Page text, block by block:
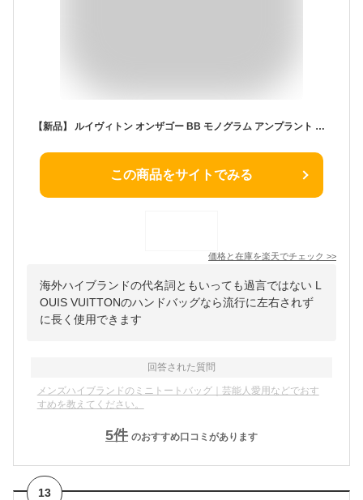
【新品】 ルイヴィトン オンザゴー BB モノグラム アンプラント レザー ブラック 黒 2WAYバッグ ルイヴィトン ショルダーバッグ LOUIS VUITTON ルイヴィトン ハンドバッグ レディース メンズ クロスボディバッグ ミニバッグ ミニトート 本革 ハンドバック バック ブランド
この商品をサイトでみる
価格と在庫を楽天でチェック >>
海外ハイブランドの代名詞ともいっても過言ではない L
OUIS VUITTONのハンドバッグなら流行に左右されず
に長く使用できます
回答された質問
メンズハイブランドのミニトートバッグ｜芸能人愛用などでおす
すめを教えてください。
5件 のおすすめ口コミがあります
13